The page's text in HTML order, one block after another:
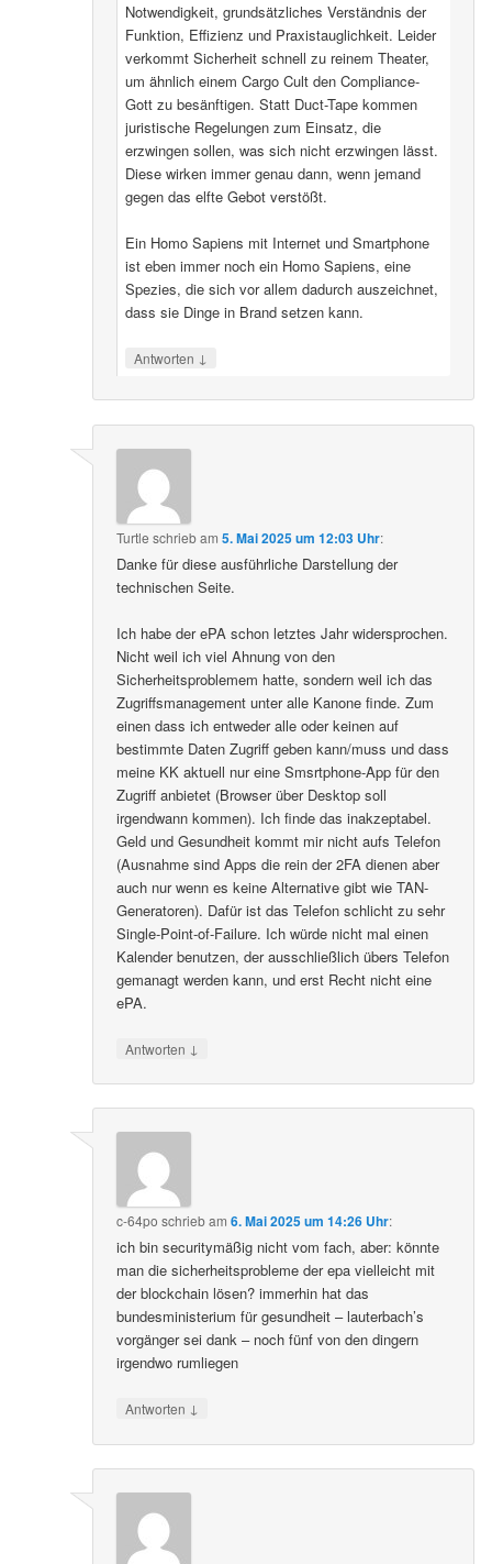
Notwendigkeit, grundsätzliches Verständnis der
Funktion, Effizienz und Praxistauglichkeit. Leider
verkommt Sicherheit schnell zu reinem Theater,
um ähnlich einem Cargo Cult den Compliance-
Gott zu besänftigen. Statt Duct-Tape kommen
juristische Regelungen zum Einsatz, die
erzwingen sollen, was sich nicht erzwingen lässt.
Diese wirken immer genau dann, wenn jemand
gegen das elfte Gebot verstößt.
Ein Homo Sapiens mit Internet und Smartphone
ist eben immer noch ein Homo Sapiens, eine
Spezies, die sich vor allem dadurch auszeichnet,
dass sie Dinge in Brand setzen kann.
Antworten ↓
Turtle schriebam5. Mai 2025 um 12:03 Uhr:
Danke für diese ausführliche Darstellung der
technischen Seite.
Ich habe der ePA schon letztes Jahr widersprochen.
Nicht weil ich viel Ahnung von den
Sicherheitsproblemem hatte, sondern weil ich das
Zugriffsmanagement unter alle Kanone finde. Zum
einen dass ich entweder alle oder keinen auf
bestimmte Daten Zugriff geben kann/muss und dass
meine KK aktuell nur eine Smsrtphone-App für den
Zugriff anbietet (Browser über Desktop soll
irgendwann kommen). Ich finde das inakzeptabel.
Geld und Gesundheit kommt mir nicht aufs Telefon
(Ausnahme sind Apps die rein der 2FA dienen aber
auch nur wenn es keine Alternative gibt wie TAN-
Generatoren). Dafür ist das Telefon schlicht zu sehr
Single-Point-of-Failure. Ich würde nicht mal einen
Kalender benutzen, der ausschließlich übers Telefon
gemanagt werden kann, und erst Recht nicht eine
ePA.
Antworten ↓
c-64po schriebam6. Mai 2025 um 14:26 Uhr:
ich bin securitymäßig nicht vom fach, aber: könnte
man die sicherheitsprobleme der epa vielleicht mit
der blockchain lösen? immerhin hat das
bundesministerium für gesundheit – lauterbach’s
vorgänger sei dank – noch fünf von den dingern
irgendwo rumliegen
Antworten ↓